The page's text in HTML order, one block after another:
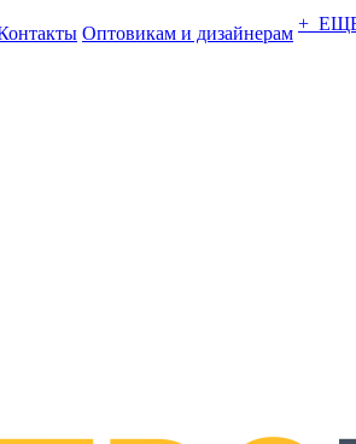
Оптовикам и дизайнерам +